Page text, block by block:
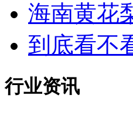
海南黄花
到底看不
行业资讯